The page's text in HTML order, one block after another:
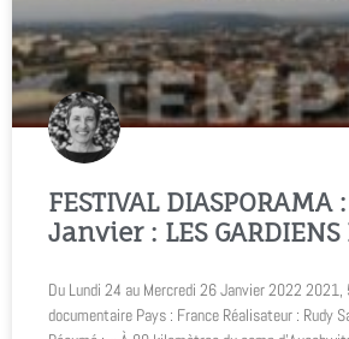
FESTIVAL
Janvier : LES GARDIENS
Du Lundi 24 au Mercredi 26 Janvier 2022 2021,
documentaire Pays : France Réalisateur : Rudy